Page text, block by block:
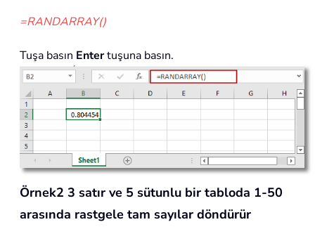
=RANDARRAY()
Tuşa basın Entertuşuna basın.
Örnek2 3 satır ve 5 sütunlu bir tabloda 1-50
arasında rastgele tam sayılar döndürür